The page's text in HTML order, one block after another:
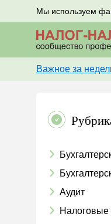
Мы используем
Важное за
Аудит
Налоговые